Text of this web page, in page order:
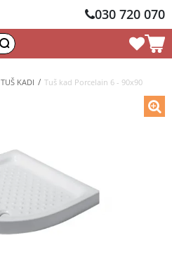
030 720 070
TUŠ KADI Tuš kad Porcelain 6 - 90x90